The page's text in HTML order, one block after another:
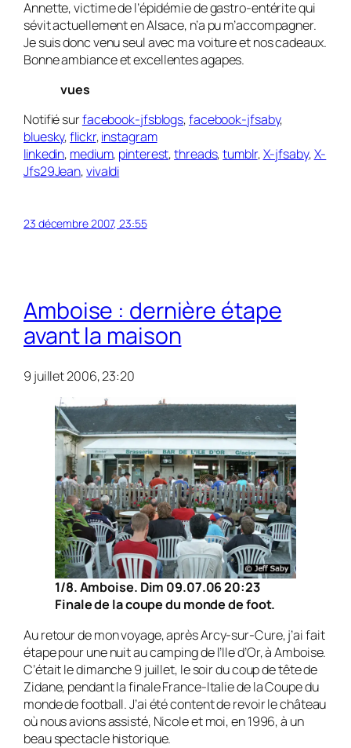
Annette, victime de l’épidémie de gastro-entérite qui
sévit ac­tu­el­lement en Alsace, n’a pu m’accompagner.
Je suis donc venu seul avec ma voiture et nos cadeaux.
Bonne ambiance et excellentes agapes.
vues
Notifié surfacebook-jfsblogs,facebook-jfsaby,
bluesky,flickr,instagram
linkedin, medium, pinterest,threads,tumblr,X-jfsaby,X-
Jfs29Jean,vivaldi
23 décembre 2007, 23:55
Amboise : dernière étape
avant la maison
9 juillet 2006, 23:20
1/8. Amboise. Dim 09.07.06 20:23
Finale de la coupe du monde de foot.
Au retour de mon voyage, après Arcy-sur-Cure, j’ai fait
étape pour une nuit au camping de l’Ile d’Or, à Amboise.
C’était le dimanche 9 juillet, le soir du coup de tête de
Zidane, pendant la finale France-Italie de la Coupe du
monde de football. J’ai été content de revoir le château
où nous avions assisté, Nicole et moi, en 1996, à un
beau spectacle historique.